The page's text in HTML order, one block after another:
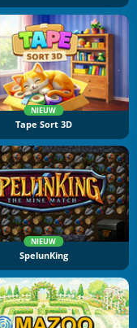
NIEUW
Tape Sort 3D
NIEUW
SpelunKing